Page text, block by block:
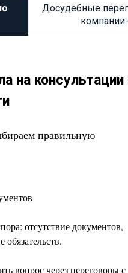
Досудебные
правильную
на консультации
отсутствие документов,
вопрос через переговоры с